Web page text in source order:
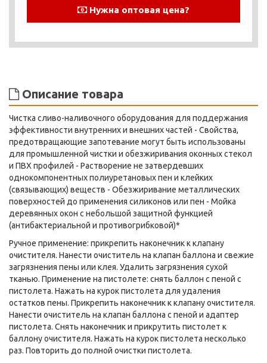
Нужна оптовая цена?
Описание товара
Чистка сливо-наливочного оборудования для поддержания
эффективности внутренних и внешних частей - Свойства,
предотвращающие запотевание могут быть использованы
для промышленной чистки и обезжиривания оконных стекол
и ПВХ профилей - Растворение не затвердевших
однокомпонентных полиуретановых пен и клейких
(связывающих) веществ - Обезжиривание металлических
поверхностей до применения силиконов или пен - Мойка
деревянных окон с небольшой защитной функцией
(антибактериальной и противогрибковой)*
Ручное применение: прикрепить наконечник к клапану
очистителя. Нанести очиститель на клапан баллона и свежие
загрязнения пены или клея. Удалить загрязнения сухой
тканью. Применение на пистолете: снять баллон с пеной с
пистолета. Нажать на курок пистолета для удаления
остатков пены. Прикрепить наконечник к клапану очистителя.
Нанести очиститель на клапан баллона с пеной и адаптер
пистолета. Снять наконечник и прикрутить пистолет к
баллону очистителя. Нажать на курок пистолета несколько
раз. Повторить до полной очистки пистолета.